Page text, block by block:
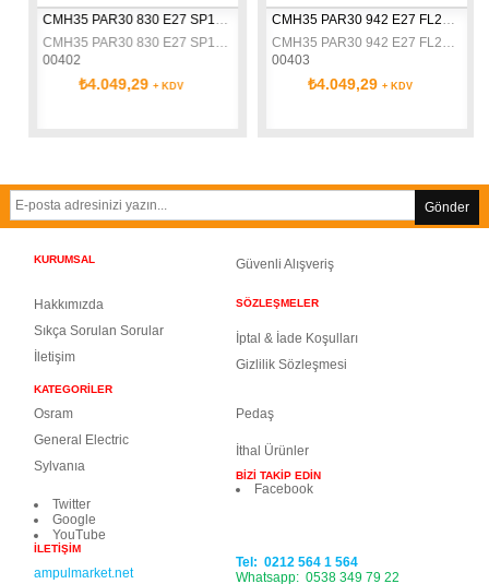
CMH35 PAR30 830 E27 SP10 GE
CMH35 PAR30 830 E27 SP10 GE
00402
₺4.049,29 + KDV
CMH35 PAR30 942 E27 FL25 GE
CMH35 PAR30 942 E27 FL25 GE
00403
₺4.049,29 + KDV
Gönder
KURUMSAL Güvenli Alışveriş
Hakkımızda
Sıkça Sorulan Sorular
İletişim
SÖZLEŞMELER
İptal & İade Koşulları
Gizlilik Sözleşmesi
KATEGORİLER
Osram
General Electric
Sylvanıa
Pedaş
İthal Ürünler
BİZİ TAKİP EDİN
Facebook
Twitter
Google
YouTube
İLETİŞİM
ampulmarket.net
Tel: 0212 564 1 564
Whatsapp: 0538 349 79 22